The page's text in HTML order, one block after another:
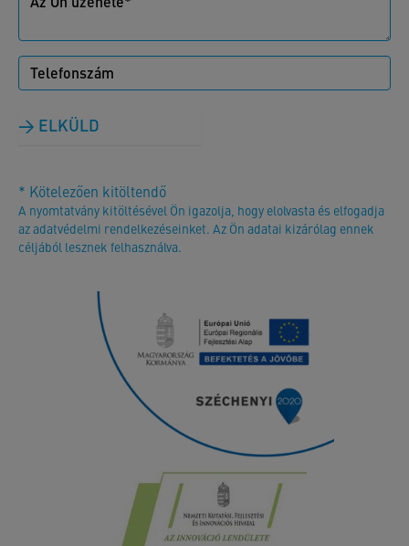
ELKÜLD
* Kötelezően kitöltendő
A nyomtatvány kitöltésével Ön igazolja, hogy elolvasta és elfogadja
az adatvédelmi rendelkezéseinket. Az Ön adatai kizárólag ennek
céljából lesznek felhasználva.